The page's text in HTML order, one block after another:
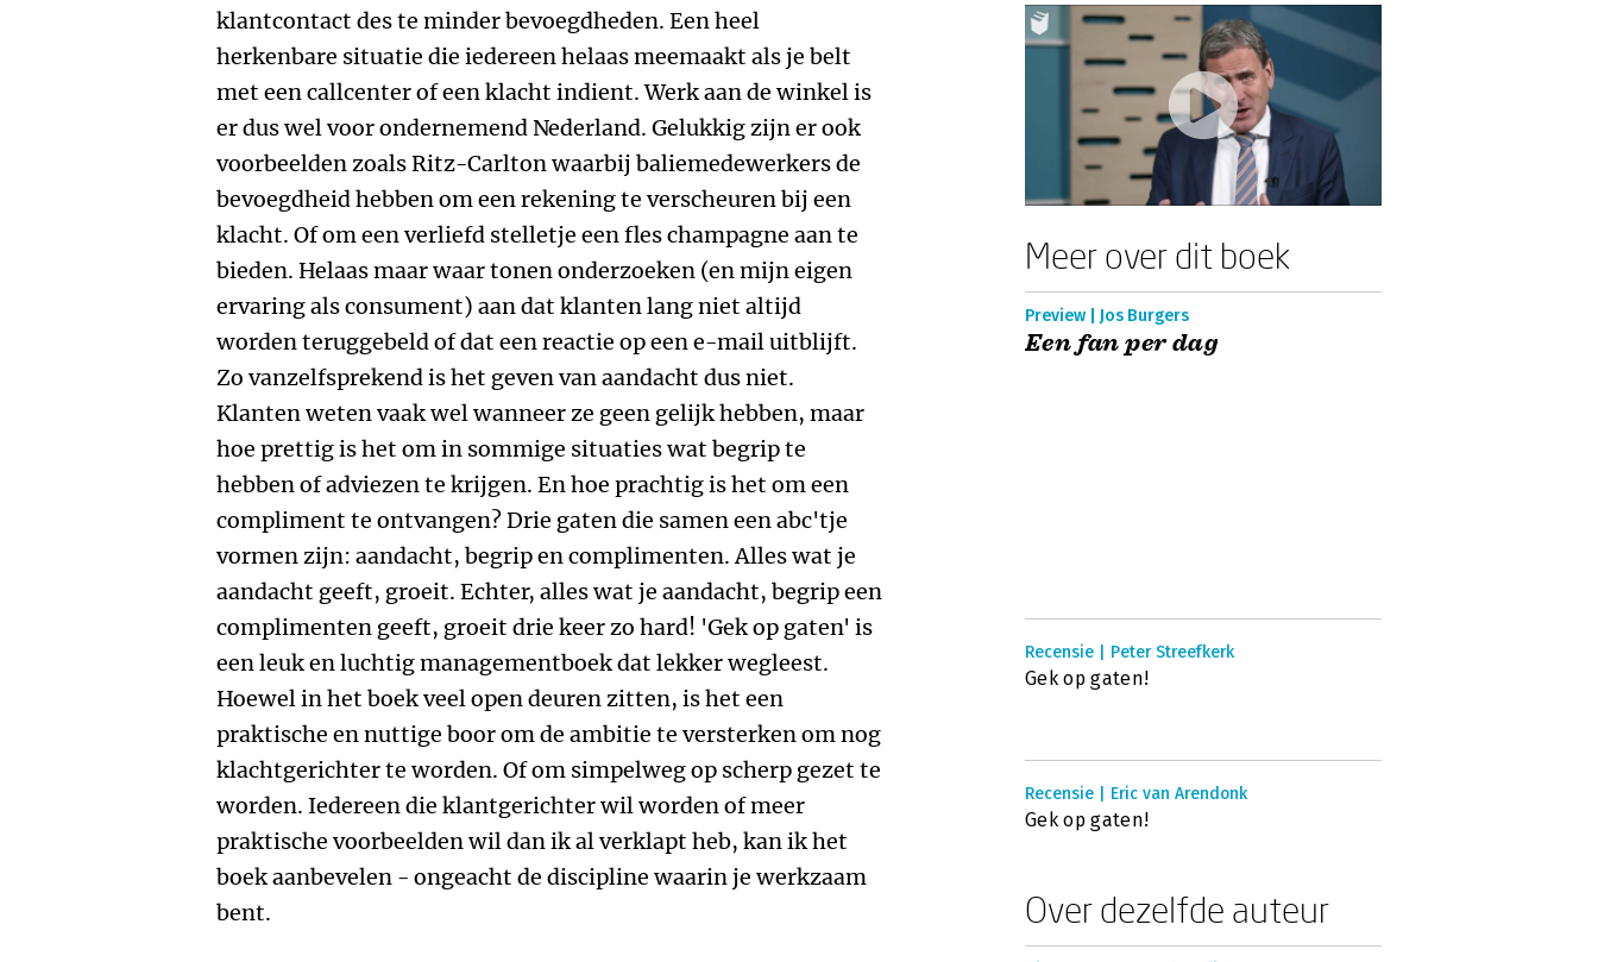
klantcontact des te minder bevoegdheden. Een heel
herkenbare situatie die iedereen helaas meemaakt als je belt
met een callcenter of een klacht indient. Werk aan de winkel is
er dus wel voor ondernemend Nederland. Gelukkig zijn er ook
voorbeelden zoals Ritz-Carlton waarbij baliemedewerkers de
bevoegdheid hebben om een rekening te verscheuren bij een
klacht. Of om een verliefd stelletje een fles champagne aan te
bieden. Helaas maar waar tonen onderzoeken (en mijn eigen
ervaring als consument) aan dat klanten lang niet altijd
worden teruggebeld of dat een reactie op een e-mail uitblijft.
Zo vanzelfsprekend is het geven van aandacht dus niet.
Klanten weten vaak wel wanneer ze geen gelijk hebben, maar
hoe prettig is het om in sommige situaties wat begrip te
hebben of adviezen te krijgen. En hoe prachtig is het om een
compliment te ontvangen? Drie gaten die samen een abc'tje
vormen zijn: aandacht, begrip en complimenten. Alles wat je
aandacht geeft, groeit. Echter, alles wat je aandacht, begrip een
complimenten geeft, groeit drie keer zo hard! 'Gek op gaten' is
een leuk en luchtig managementboek dat lekker wegleest.
Hoewel in het boek veel open deuren zitten, is het een
praktische en nuttige boor om de ambitie te versterken om nog
klachtgerichter te worden. Of om simpelweg op scherp gezet te
worden. Iedereen die klantgerichter wil worden of meer
praktische voorbeelden wil dan ik al verklapt heb, kan ik het
boek aanbevelen - ongeacht de discipline waarin je werkzaam
bent.
Meer over dit boek
Preview | Jos Burgers
Een fan per dag
Recensie | Peter Streefkerk
Gek op gaten!
Recensie | Eric van Arendonk
Gek op gaten!
Over dezelfde auteur